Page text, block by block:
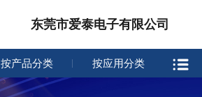
东莞市爱泰电子有限公司
按产品分类 按应用分类